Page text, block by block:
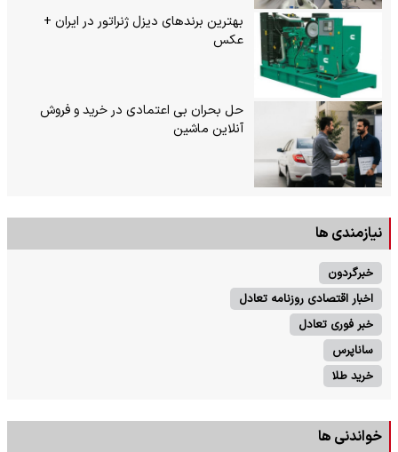
بهترین برندهای دیزل ژنراتور در ایران +
عکس
حل بحران بی‌ اعتمادی در خرید و فروش
آنلاین ماشین
نیازمندی ها
خبرگردون
اخبار اقتصادی روزنامه تعادل
خبر فوری تعادل
ساناپرس
خرید طلا
خواندنی ها